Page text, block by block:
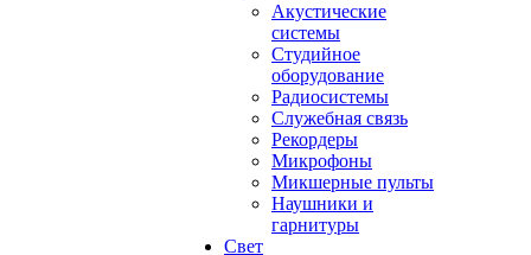
Акустические
системы
Студийное
оборудование
Радиосистемы
Служебная связь
Рекордеры
Микрофоны
Микшерные пульты
Наушники и
гарнитуры
Свет